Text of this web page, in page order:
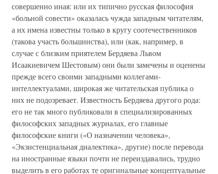
совершенно иная: или их типично русская философия
«больной совести» оказалась чужда западным читателям,
а их имена известны только в кругу соотечественников
(такова участь большинства), или (как, например, в
случае с близким приятелем Бердяева Львом
Исаакиевичем Шестовым) они были замечены и оценены
прежде всего своими западными коллегами-
интеллектуалами, широкая же читательская публика о
них не подозревает. Известность Бердяева другого рода:
его не так много публиковали в специализированных
философских западных журналах, его главные
философские книги («О назначении человека»,
«Экзистенциальная диалектика», другие) после перевода
на иностранные языки почти не переиздавались, трудно
выделить в его работах те оригинальные концептуальные